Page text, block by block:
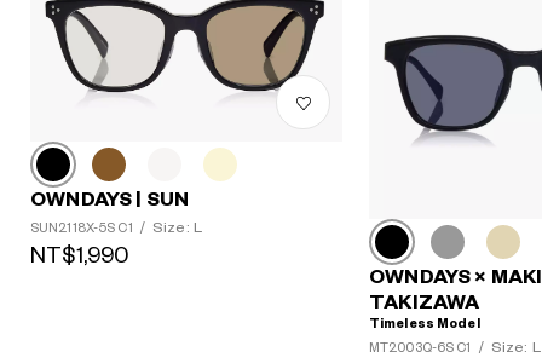
OWNDAYS | SUN
SUN2118X-5S C1 / Size: L
NT$1,990
OWNDAYS ×
TAKIZAWA
Timeless Model
MT2003Q-6S C1
/ Size: L